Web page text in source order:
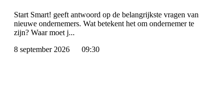
Start Smart! geeft antwoord op de belangrijkste vragen van
nieuwe ondernemers. Wat betekent het om ondernemer te
zijn? Waar moet j...
8 september 2026
09:30